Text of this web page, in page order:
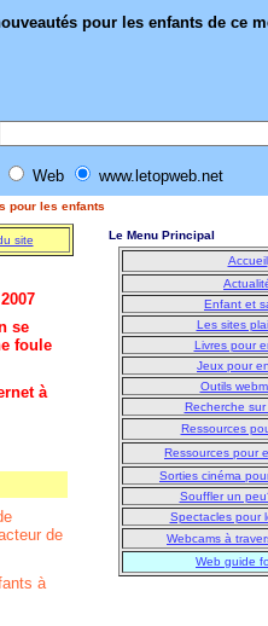
pour les enfants de ce
Web www.letopweb.net
pour les enfants
site
se
foule
à
de
à
Le Menu Principal
Accueil
Enfant et
Les sites
Livres pour
Jeux pour
Outils
Recherche
Ressources
Ressources pour
Sorties cinéma
Souffler un
Spectacles pour
Webcams à
Web guide